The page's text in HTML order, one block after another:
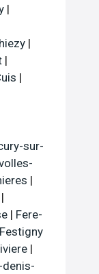
|
|
|
|
sur-
|
|
| Fere-
Festigny
|
denis-